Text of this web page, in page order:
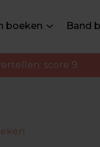
boeken Band
score 9